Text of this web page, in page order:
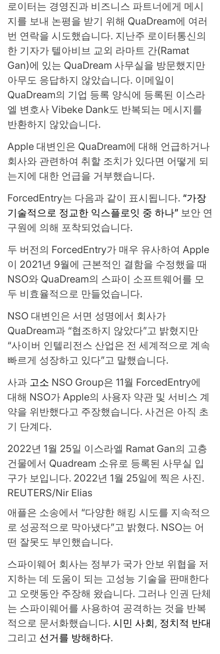
로이터는 경영진과 비즈니스 파트너에게 메시
지를 보내 논평을 받기 위해 QuaDream에 여러
번 연락을 시도했습니다. 지난주 로이터통신의
한 기자가 텔아비브 교외 라마트 간(Ramat
Gan)에 있는 QuaDream 사무실을 방문했지만
아무도 응답하지 않았습니다. 이메일이
QuaDream의 기업 등록 양식에 등록된 이스라
엘 변호사 Vibeke Dank도 반복되는 메시지를
반환하지 않았습니다.
Apple 대변인은 QuaDream에 대해 언급하거나
회사와 관련하여 취할 조치가 있다면 어떻게 되
는지에 대한 언급을 거부했습니다.
ForcedEntry는 다음과 같이 표시됩니다. “가장
기술적으로 정교한 익스플로잇 중 하나” 보안 연
구원에 의해 포착되었습니다.
두 버전의 ForcedEntry가 매우 유사하여 Apple
이 2021년 9월에 근본적인 결함을 수정했을 때
NSO와 QuaDream의 스파이 소프트웨어를 모
두 비효율적으로 만들었습니다.
NSO 대변인은 서면 성명에서 회사가
QuaDream과 “협조하지 않았다”고 밝혔지만
“사이버 인텔리전스 산업은 전 세계적으로 계속
빠르게 성장하고 있다”고 말했습니다.
사과 고소 NSO Group은 11월 ForcedEntry에
대해 NSO가 Apple의 사용자 약관 및 서비스 계
약을 위반했다고 주장했습니다. 사건은 아직 초
기 단계다.
2022년 1월 25일 이스라엘 Ramat Gan의 고층
건물에서 Quadream 소유로 등록된 사무실 입
구가 보입니다. 2022년 1월 25일에 찍은 사진.
REUTERS/Nir Elias
애플은 소송에서 “다양한 해킹 시도를 지속적으
로 성공적으로 막아냈다”고 밝혔다. NSO는 어
떤 잘못도 부인했습니다.
스파이웨어 회사는 정부가 국가 안보 위협을 저
지하는 데 도움이 되는 고성능 기술을 판매한다
고 오랫동안 주장해 왔습니다. 그러나 인권 단체
는 스파이웨어를 사용하여 공격하는 것을 반복
적으로 문서화했습니다. 시민 사회 , 정치적 반대
그리고 선거를 방해하다.